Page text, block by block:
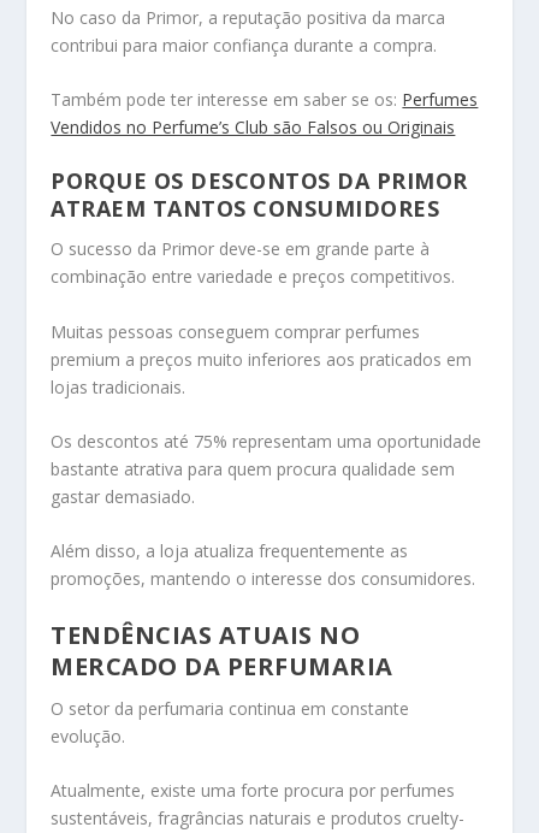
No caso da Primor, a reputação positiva da marca
contribui para maior confiança durante a compra.
Também pode ter interesse em saber se os: Perfumes
Vendidos no Perfume’s Club são Falsos ou Originais
PORQUE OS DESCONTOS DA PRIMOR
ATRAEM TANTOS CONSUMIDORES
O sucesso da Primor deve-se em grande parte à
combinação entre variedade e preços competitivos.
Muitas pessoas conseguem comprar perfumes
premium a preços muito inferiores aos praticados em
lojas tradicionais.
Os descontos até 75% representam uma oportunidade
bastante atrativa para quem procura qualidade sem
gastar demasiado.
Além disso, a loja atualiza frequentemente as
promoções, mantendo o interesse dos consumidores.
TENDÊNCIAS ATUAIS NO
MERCADO DA PERFUMARIA
O setor da perfumaria continua em constante
evolução.
Atualmente, existe uma forte procura por perfumes
sustentáveis, fragrâncias naturais e produtos cruelty-